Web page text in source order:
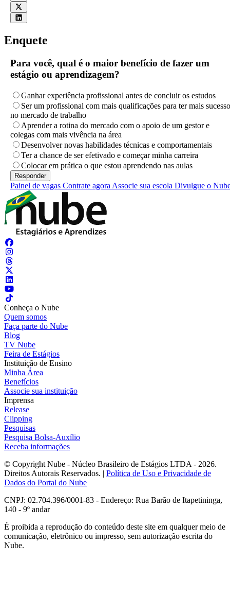
Enquete
Para você, qual é o maior benefício de fazer um
estágio ou aprendizagem?
Ganhar experiência profissional antes de concluir os estudos
Ser um profissional com mais qualificações para ter mais sucesso
no mercado de trabalho
Aprender a rotina do mercado com o apoio de um gestor e
colegas com mais vivência na área
Desenvolver novas habilidades técnicas e comportamentais
Ter a chance de ser efetivado e começar minha carreira
Colocar em prática o que estou aprendendo nas aulas
Painel de vagas Contrate agora Associe sua escola Divulgue o
Conheça o Nube
Quem somos
Faça parte do Nube
Blog
TV Nube
Feira de Estágios
Instituição de Ensino
Minha Área
Benefícios
Associe sua instituição
Imprensa
Release
Clipping
Pesquisas
Pesquisa Bolsa-Auxílio
Receba informações
© Copyright Nube - Núcleo Brasileiro de Estágios LTDA - 2026.
Direitos Autorais Reservados. | Política de Uso e Privacidade de
Dados do Portal do Nube
CNPJ: 02.704.396/0001-83 - Endereço: Rua Barão de Itapetininga,
140 - 9º andar
É proibida a reprodução do conteúdo deste site em qualquer meio de
comunicação, eletrônico ou impresso, sem autorização escrita do
Nube.